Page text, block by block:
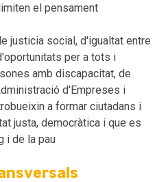
el pensament
justicia social, d'igualtat entre
per a tots i
amb discapacitat, de
d'Empreses i
a formar ciutadans i
justa, democràtica i que es
i de la pau